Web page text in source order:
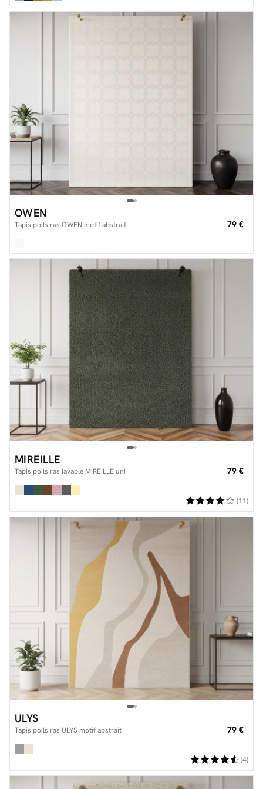
OWEN
Tapis poils ras OWEN motif abstrait 79 €
MIREILLE
Tapis poils ras lavable MIREILLE uni 79 €
(11)
ULYS
Tapis poils ras ULYS motif abstrait 79 €
(4)